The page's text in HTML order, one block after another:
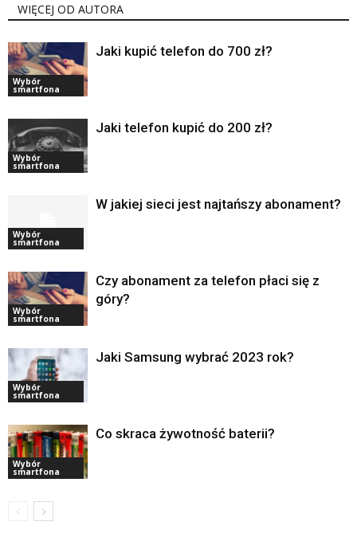
WIĘCEJ OD AUTORA
Wybór
smartfona
Jaki kupić telefon do 700 zł?
Wybór
smartfona
Jaki telefon kupić do 200 zł?
Wybór
smartfona
W jakiej sieci jest najtańszy abonament?
Wybór
smartfona
Czy abonament za telefon płaci się z
góry?
Wybór
smartfona
Jaki Samsung wybrać 2023 rok?
Wybór
smartfona
Co skraca żywotność baterii?